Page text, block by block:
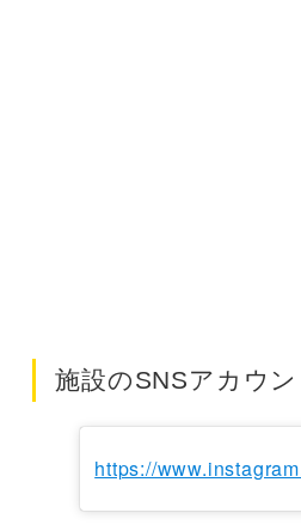
施設のSNSアカウ
https://